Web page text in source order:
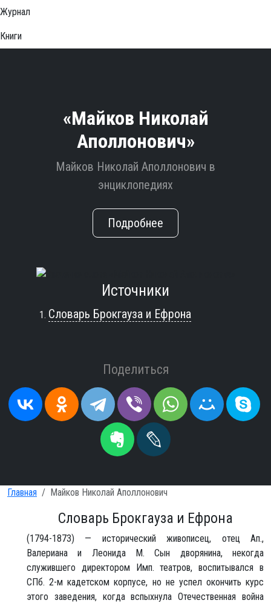
Журнал
Книги
«Майков Николай
Аполлонович»
Майков Николай Аполлонович в
энциклопедиях
Подробнее
Источники
Словарь Брокгауза и Ефрона
Поделиться
Главная Майков Николай Аполлонович
Словарь Брокгауза и Ефрона
(1794-1873) — исторический живописец, отец Ап.,
Валериана и Леонида М. Сын дворянина, некогда
служившего директором Имп. театров, воспитывался в
СПб. 2-м кадетском корпусе, но не успел окончить курс
этого заведения, когда вспыхнула Отечественная война